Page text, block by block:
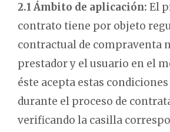
2.1 Ámbito de aplicación: El
contrato tiene por objeto
contractual de compraventa
prestador y el usuario en el
éste acepta estas
durante el proceso de
verificando la casilla